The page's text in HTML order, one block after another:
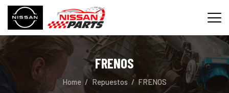
FRENOS
Home Repuestos FRENOS
INICIO
SERVICIOS